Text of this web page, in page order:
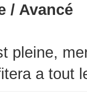
/ Avancé
pleine,
a tout